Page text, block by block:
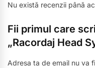
Nu există recenzii până
Fii primul care
„Racordaj Head
Adresa ta de email nu va